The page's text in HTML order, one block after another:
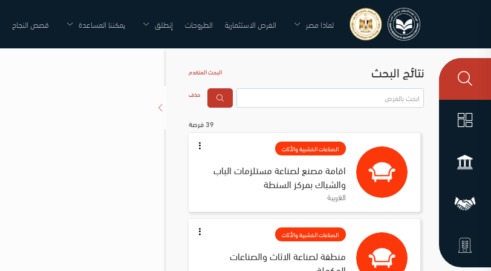
لماذا مصر الفرص الاستثمارية الطروحات إنطلق يمكننا المساعدة قصص النجاح
نتائج البحث البحث المتقدم
حذف
39 فرصة
الصناعات الخشبية والأثاث
اقامة مصنع لصناعة مستلزمات الباب
والشباك بمركز السنطة
الغربية
الصناعات الخشبية والأثاث
منطقة لصناعة الاثاث والصناعات